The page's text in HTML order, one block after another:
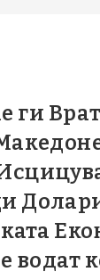
ги
водат